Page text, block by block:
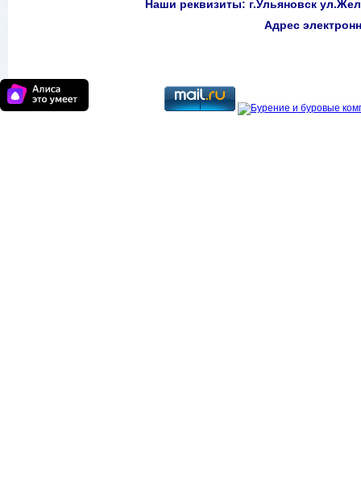
Наши реквизиты: г.Ульяновск
Адрес